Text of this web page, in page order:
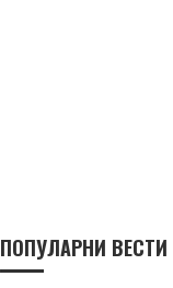
ПОПУЛАРНИ ВЕСТИ